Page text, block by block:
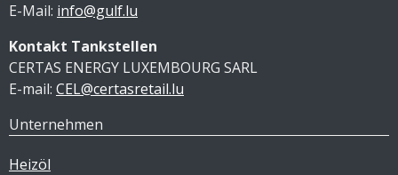
E-Mail: info@gulf.lu
Kontakt Tankstellen
CERTAS ENERGY LUXEMBOURG SARL
E-mail: CEL@certasretail.lu
Unternehmen
Heizöl